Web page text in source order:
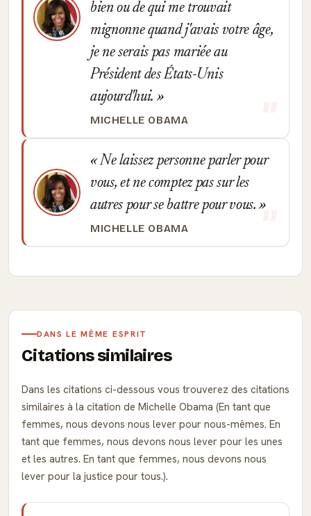
bien ou de qui me trouvait
mignonne quand j'avais votre âge,
je ne serais pas mariée au
Président des États-Unis
aujourd'hui.
MICHELLE OBAMA
Ne laissez personne parler pour
vous, et ne comptez pas sur les
autres pour se battre pour vous.
MICHELLE OBAMA
DANS LE MÊME ESPRIT
Citations similaires
Dans les citations ci-dessous vous trouverez des citations
similaires à la citation de Michelle Obama (En tant que
femmes, nous devons nous lever pour nous-mêmes. En
tant que femmes, nous devons nous lever pour les unes
et les autres. En tant que femmes, nous devons nous
lever pour la justice pour tous.).